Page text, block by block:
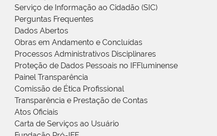
Serviço de Informação ao Cidadão (SIC)
Perguntas Frequentes
Dados Abertos
Obras em Andamento e Concluídas
Processos Administrativos Disciplinares
Proteção de Dados Pessoais no IFFluminense
Painel Transparência
Comissão de Ética Profissional
Transparência e Prestação de Contas
Atos Oficiais
Carta de Serviços ao Usuário